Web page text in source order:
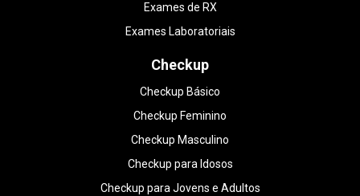
Exames de RX
Exames Laboratoriais
Checkup
Checkup Básico
Checkup Feminino
Checkup Masculino
Checkup para Idosos
Checkup para Jovens e Adultos